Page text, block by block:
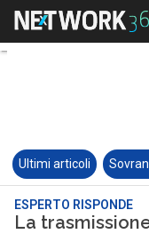
Ultimi articoli
ESPERTO RISPONDE
La